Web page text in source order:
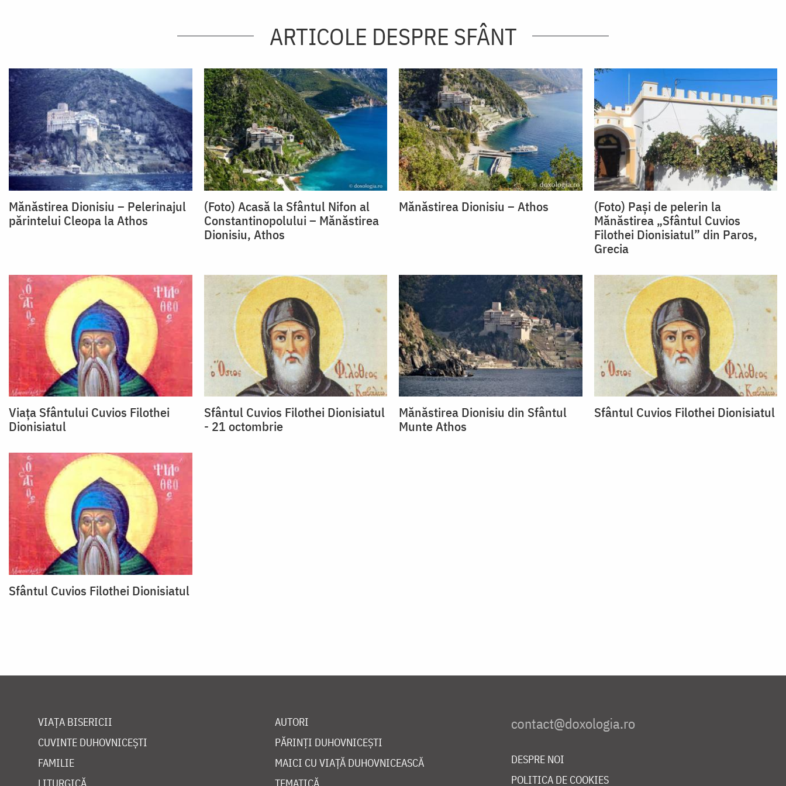
ARTICOLE DESPRE SFÂNT
Mănăstirea Dionisiu – Pelerinajul
părintelui Cleopa la Athos
(Foto) Acasă la Sfântul Nifon al
Constantinopolului – Mănăstirea
Dionisiu, Athos
Mănăstirea Dionisiu – Athos
(Foto) Pași de pelerin la
Mănăstirea „Sfântul Cuvios
Filothei Dionisiatul” din Paros,
Grecia
Viața Sfântului Cuvios Filothei
Dionisiatul
Sfântul Cuvios Filothei Dionisiatul
- 21 octombrie
Mănăstirea Dionisiu din Sfântul
Munte Athos
Sfântul Cuvios Filothei Dionisiatul
Sfântul Cuvios Filothei Dionisiatul
VIAȚA BISERICII
CUVINTE DUHOVNICEȘTI
FAMILIE
LITURGICĂ
AUTORI
PĂRINȚI DUHOVNICEȘTI
MAICI CU VIAȚĂ DUHOVNICEASCĂ
TEMATICĂ
DESPRE NOI
POLITICA DE COOKIES